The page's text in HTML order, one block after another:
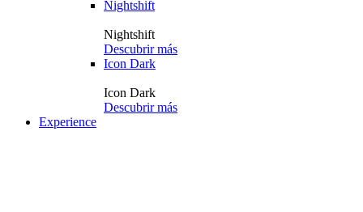
Nightshift
Nightshift
Descubrir más
Icon Dark
Icon Dark
Descubrir más
Experience